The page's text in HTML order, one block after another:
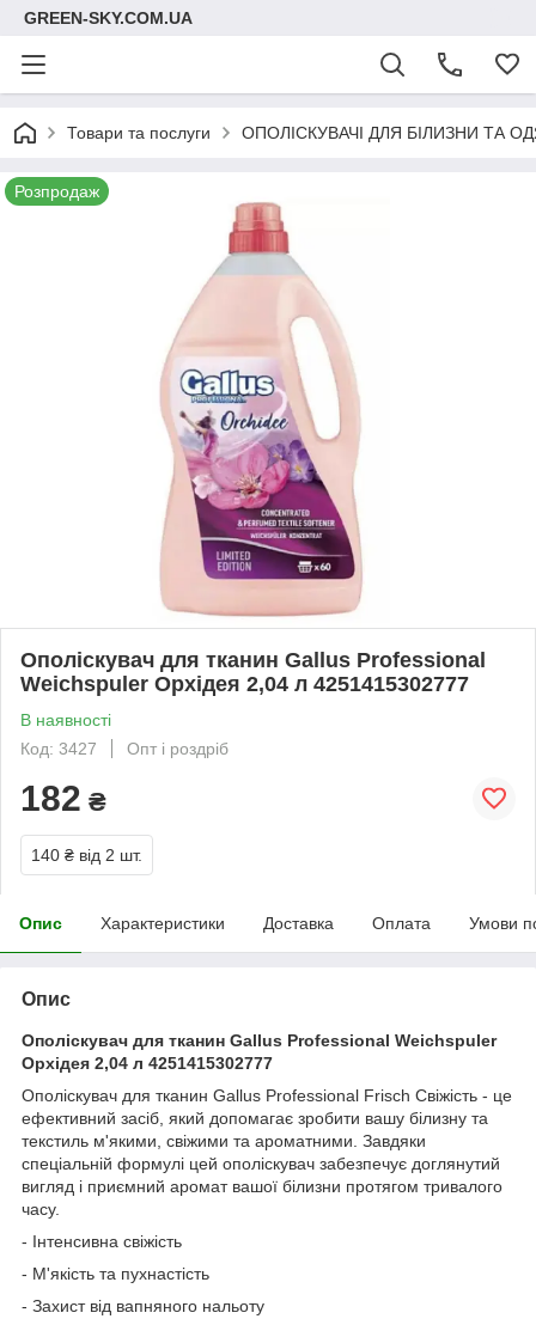
GREEN-SKY.COM.UA
Товари та послуги ОПОЛІСКУВАЧІ ДЛЯ БІЛИЗНИ ТА
Розпродаж
Ополіскувач для тканин Gallus Professional
Weichspuler Орхідея 2,04 л 4251415302777
В наявності
Код: 3427
Опт і роздріб
182 ₴
140 ₴ від 2 шт.
Опис Характеристики Доставка Оплата Умови
Опис
Ополіскувач для тканин Gallus Professional Weichspuler
Орхідея 2,04 л 4251415302777
Ополіскувач для тканин Gallus Professional Frisch Свіжість - це
ефективний засіб, який допомагає зробити вашу білизну та
текстиль м'якими, свіжими та ароматними. Завдяки
спеціальній формулі цей ополіскувач забезпечує доглянутий
вигляд і приємний аромат вашої білизни протягом тривалого
часу.
- Інтенсивна свіжість
- М'якість та пухнастість
- Захист від вапняного нальоту